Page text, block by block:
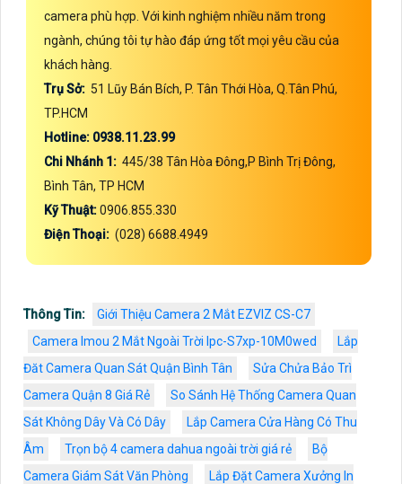
camera phù hợp. Với kinh nghiệm nhiều năm trong
ngành, chúng tôi tự hào đáp ứng tốt mọi yêu cầu của
khách hàng.
Trụ Sở: 51 Lũy Bán Bích, P. Tân Thới Hòa, Q.Tân Phú,
TP.HCM
Hotline: 0938.11.23.99
Chi Nhánh 1: 445/38 Tân Hòa Đông,P Bình Trị Đông,
Bình Tân, TP HCM
Kỹ Thuật:0906.855.330
Điện Thoại: (028) 6688.4949
Thông Tin:
Giới Thiệu Camera 2 Mắt EZVIZ CS-C7
Camera Imou 2 Mắt Ngoài Trời Ipc-S7xp-10M0wed
Lắp
Đăt Camera Quan Sát Quận Bình Tân
Sửa Chửa Bảo Trì
Camera Quận 8 Giá Rẻ
So Sánh Hệ Thống Camera Quan
Sát Không Dây Và Có Dây
Lắp Camera Cửa Hàng Có Thu
Âm
Trọn bộ 4 camera dahua ngoài trời giá rẻ
Bộ
Camera Giám Sát Văn Phòng
Lắp Đặt Camera Xưởng In